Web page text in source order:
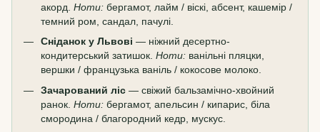
акорд. Ноти: бергамот, лайм / віскі, абсент, кашемір /
темний ром, сандал, пачулі.
Сніданок у Львові — ніжний десертно-
кондитерський затишок. Ноти: ванільні пляцки,
вершки / французька ваніль / кокосове молоко.
Зачарований ліс — свіжий бальзамічно-хвойний
ранок. Ноти: бергамот, апельсин / кипарис, біла
смородина / благородний кедр, мускус.